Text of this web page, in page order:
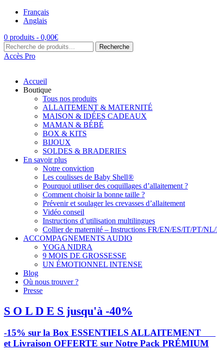
Français
Anglais
0 produits - 0,00€
Recherche
pour :
Recherche
Accès Pro
Accueil
Boutique
Tous nos produits
ALLAITEMENT & MATERNITÉ
MAISON & IDÉES CADEAUX
MAMAN & BÉBÉ
BOX & KITS
BIJOUX
SOLDES & BRADERIES
En savoir plus
Notre conviction
Les coulisses de Baby Shell®
Pourquoi utiliser des coquillages d’allaitement ?
Comment choisir la bonne taille ?
Prévenir et soulager les crevasses d’allaitement
Vidéo conseil
Instructions d’utilisation multilingues
Collier de maternité – Instructions FR/EN/ES/IT/PT/
ACCOMPAGNEMENTS AUDIO
YOGA NIDRA
9 MOIS DE GROSSESSE
UN ÉMOTIONNEL INTENSE
Blog
Où nous trouver ?
Presse
S O L D E S jusqu'à -40%
-15% sur la Box ESSENTIELS ALLAITEMENT
et Livraison OFFERTE sur Notre Pack PRÉMIUM